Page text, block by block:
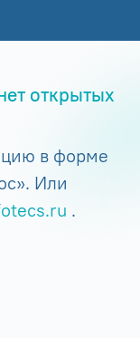
открытых
в форме
Или
.